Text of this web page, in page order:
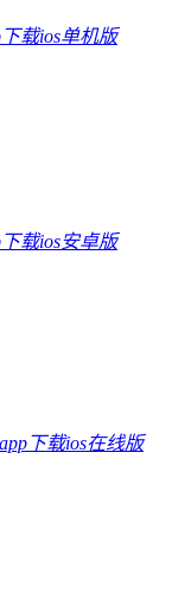
载ios单机版
载ios安卓版
下载ios在线版